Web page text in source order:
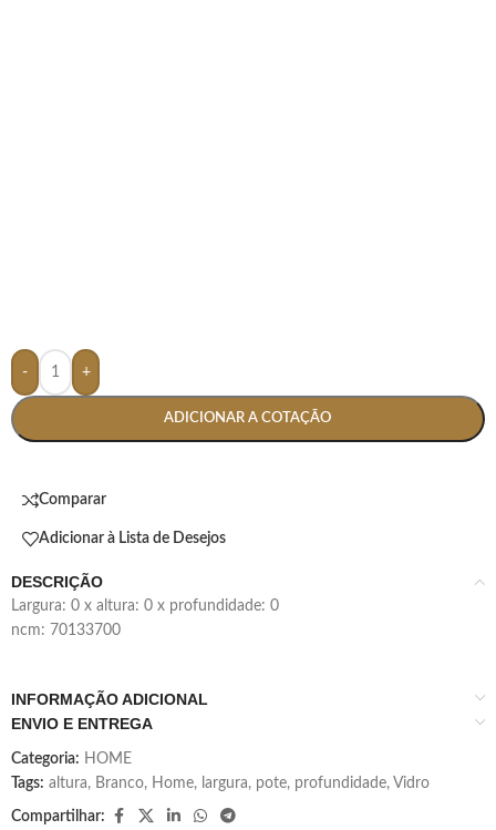
- +
ADICIONAR A COTAÇÃO
Comparar
Adicionar à Lista de Desejos
DESCRIÇÃO
largura: 0 x altura: 0 x profundidade: 0
ncm: 70133700
INFORMAÇÃO ADICIONAL
ENVIO E ENTREGA
Categoria: HOME
Tags: altura, Branco, Home, largura, pote, profundidade, Vidro
Compartilhar: